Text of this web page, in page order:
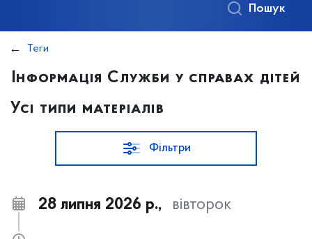
Пошук
Теги
Інформація Служби у справах дітей
Усі типи матеріалів
Фільтри
28 липня 2026 р., вівторок